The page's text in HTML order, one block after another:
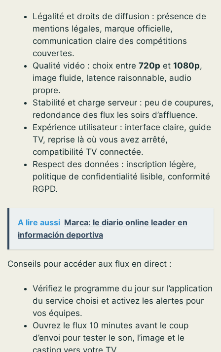
Légalité et droits de diffusion : présence de
mentions légales, marque officielle,
communication claire des compétitions
couvertes.
Qualité vidéo : choix entre 720p et 1080p,
image fluide, latence raisonnable, audio
propre.
Stabilité et charge serveur : peu de coupures,
redondance des flux les soirs d’affluence.
Expérience utilisateur : interface claire, guide
TV, reprise là où vous avez arrêté,
compatibilité TV connectée.
Respect des données : inscription légère,
politique de confidentialité lisible, conformité
RGPD.
A lire aussi Marca: le diario online leader en
información deportiva
Conseils pour accéder aux flux en direct :
Vérifiez le programme du jour sur l’application
du service choisi et activez les alertes pour
vos équipes.
Ouvrez le flux 10 minutes avant le coup
d’envoi pour tester le son, l’image et le